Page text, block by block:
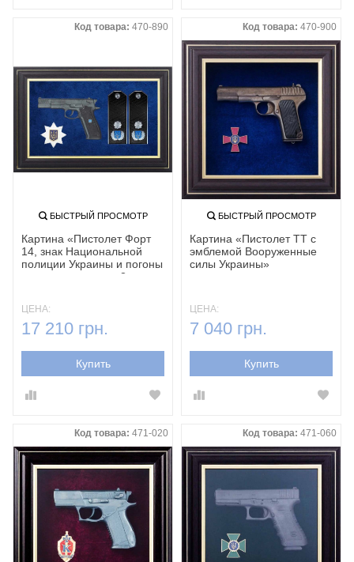
Код товара: 470-890
БЫСТРЫЙ ПРОСМОТР
Картина «‎Пистолет Форт
14, знак Национальной
полиции Украины и погоны
генерала полиции 3
ЦЕНА:
17 210 грн.
Купить
Код товара: 470-900
БЫСТРЫЙ ПРОСМОТР
Картина «Пистолет ТТ с
эмблемой Вооруженные
силы Украины»
ЦЕНА:
7 040 грн.
Купить
Код товара: 471-020 Код товара: 471-060